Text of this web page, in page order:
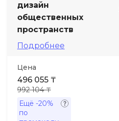
дизайн
общественных
пространств
Подробнее
Цена
496 055 ₸
992 104 ₸
Ещё -20%
по